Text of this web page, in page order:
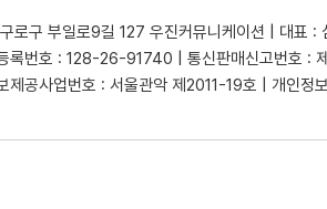
로구 부일로9길 127 우진커뮤니케이션 | 대표 :
록번호 : 128-26-91740 | 통신판매신고번호 :
제공사업번호 : 서울관악 제2011-19호 | 개인정